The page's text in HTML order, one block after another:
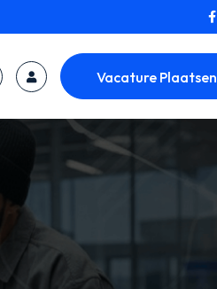
Vacature Plaatsen